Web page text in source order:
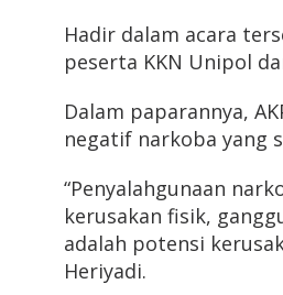
Hadir dalam acara
peserta KKN Unipol
Dalam paparannya,
negatif narkoba yang
“Penyalahgunaan
kerusakan fisik,
adalah potensi
Heriyadi.